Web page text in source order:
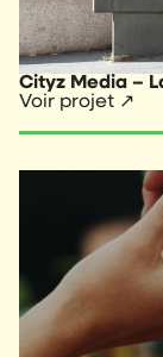
Cityz Media –
Voir projet ↗